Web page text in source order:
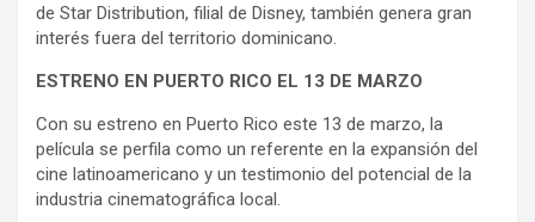
de Star Distribution, filial de Disney, también genera gran
interés fuera del territorio dominicano.
ESTRENO EN PUERTO RICO EL 13 DE MARZO
Con su estreno en Puerto Rico este 13 de marzo, la
película se perfila como un referente en la expansión del
cine latinoamericano y un testimonio del potencial de la
industria cinematográfica local.